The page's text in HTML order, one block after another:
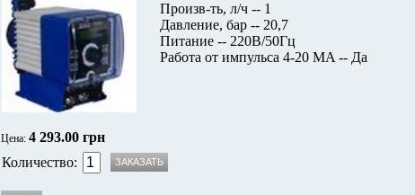
Произв-ть, л/ч -- 1
Давление, бар -- 20,7
Питание -- 220В/50Гц
Работа от импульса 4-20 MA -- Да
Цена: 4 293.00 грн
Количество: